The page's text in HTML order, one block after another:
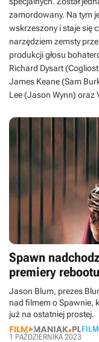
zamordowany. Na tym
wskrzeszony i staje się
narzędziem zemsty
produkcji głosu
Richard Dysart
James Keane (Sam
Lee (Jason Wynn) oraz
Spawn
premiery
Jason Blum, prezes
nad filmem o Spawnie,
już na ostatniej prostej.
1 PAŹDZIERNIKA 2023